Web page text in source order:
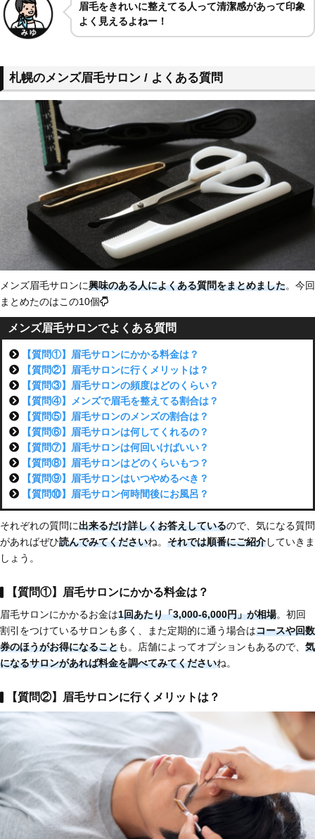
眉毛をきれいに整えてる人って清潔感があって印象
よく見えるよねー！
札幌のメンズ眉毛サロン / よくある質問
メンズ眉毛サロンに興味のある人によくある質問をまとめました。今回
まとめたのはこの10個
メンズ眉毛サロンでよくある質問
【質問①】眉毛サロンにかかる料金は？
【質問②】眉毛サロンに行くメリットは？
【質問③】眉毛サロンの頻度はどのくらい？
【質問④】メンズで眉毛を整えてる割合は？
【質問⑤】眉毛サロンのメンズの割合は？
【質問⑥】眉毛サロンは何してくれるの？
【質問⑦】眉毛サロンは何回いけばいい？
【質問⑧】眉毛サロンはどのくらいもつ？
【質問⑨】眉毛サロンはいつやめるべき？
【質問⑩】眉毛サロン何時間後にお風呂？
それぞれの質問に出来るだけ詳しくお答えしているので、気になる質問
があればぜひ読んでみてくださいね。 それでは順番にご紹介していきま
しょう。
【質問①】眉毛サロンにかかる料金は？
眉毛サロンにかかるお金は1回あたり「3,000-6,000円」が相場。初回
割引をつけているサロンも多く、また定期的に通う場合はコースや回数
券のほうがお得になることも。店舗によってオプションもあるので、 気
になるサロンがあれば料金を調べてみてくださいね。
【質問②】眉毛サロンに行くメリットは？